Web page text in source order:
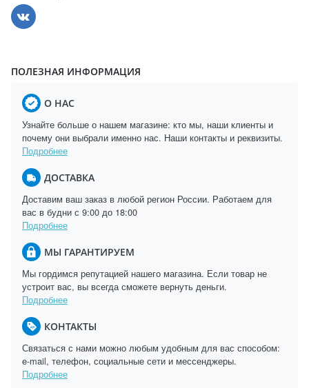
ПОЛЕЗНАЯ ИНФОРМАЦИЯ
О НАС
Узнайте больше о нашем магазине: кто мы, наши клиенты и
почему они выбрали именно нас. Наши контакты и реквизиты.
Подробнее
ДОСТАВКА
Доставим ваш заказ в любой регион России. Работаем для
вас в будни с 9:00 до 18:00
Подробнее
МЫ ГАРАНТИРУЕМ
Мы гордимся репутацией нашего магазина. Если товар не
устроит вас, вы всегда сможете вернуть деньги.
Подробнее
КОНТАКТЫ
Связаться с нами можно любым удобным для вас способом:
e-mail, телефон, социальные сети и мессенджеры.
Подробнее